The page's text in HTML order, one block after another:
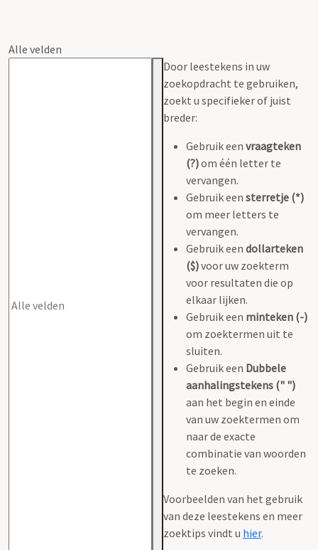
Alle velden
Door leestekens in uw
zoekopdracht te gebruiken,
zoekt u specifieker of juist
breder:
Gebruik een vraagteken
(?)om één letter te
vervangen.
Gebruik een sterretje (*)
om meer letters te
vervangen.
Gebruik een dollarteken
($)voor uw zoekterm
voor resultaten die op
elkaar lijken.
Gebruik een minteken (-)
om zoektermen uit te
sluiten.
Gebruik een Dubbele
aanhalingstekens (" ")
aan het begin en einde
van uw zoektermen om
naar de exacte
combinatie van woorden
te zoeken.
Voorbeelden van het gebruik
van deze leestekens en meer
zoektips vindt u hier.